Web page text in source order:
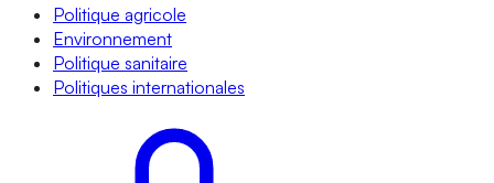
Politique agricole
Environnement
Politique sanitaire
Politiques internationales